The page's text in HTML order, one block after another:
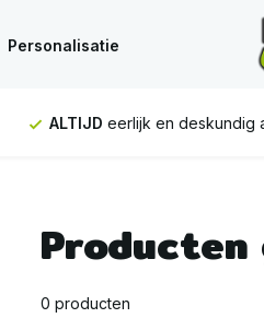
Personalisatie
ALTIJD eerlijk en deskundig
0 producten